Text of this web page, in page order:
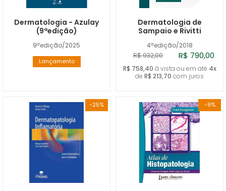
9ªedição/2025
Dermatologia - Azulay
(9ªedição)
Lançamento
4ªedição/2018
Dermatologia de
Sampaio e Rivitti
R$ 932,00 R$ 790,00
R$ 758,40 à vista ou em até 4x
de R$ 213,70 com juros
-25% -9%